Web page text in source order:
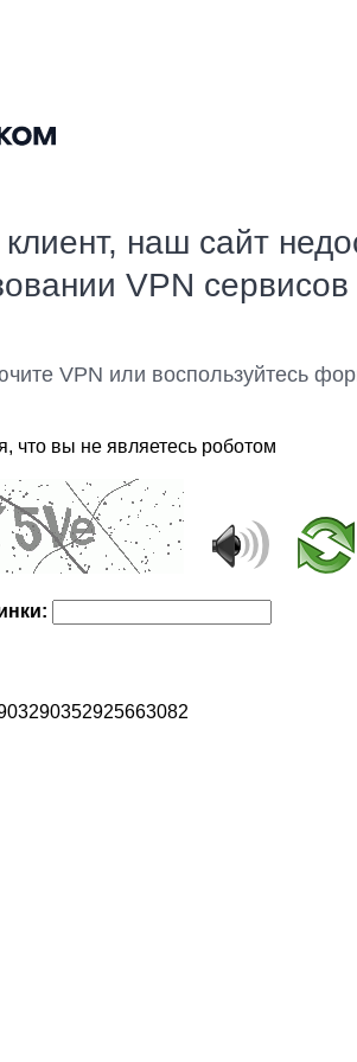
наш сайт
VPN сервисов
VPN или воспользуйтесь
что вы не являетесь роботом